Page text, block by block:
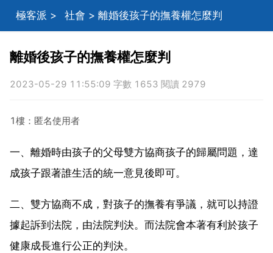
極客派 > 社會 > 離婚後孩子的撫養權怎麼判
離婚後孩子的撫養權怎麼判
2023-05-29 11:55:09 字數 1653 閱讀 2979
1樓：匿名使用者
一、離婚時由孩子的父母雙方協商孩子的歸屬問題，達
成孩子跟著誰生活的統一意見後即可。
二、雙方協商不成，對孩子的撫養有爭議，就可以持證
據起訴到法院，由法院判決。而法院會本著有利於孩子
健康成長進行公正的判決。